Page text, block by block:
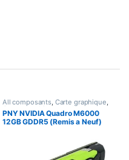
All composants, Carte graphique,
Cartes graphique prod,
Composants
PNY NVIDIA Quadro M6000
12GB GDDR5 (Remis a Neuf)